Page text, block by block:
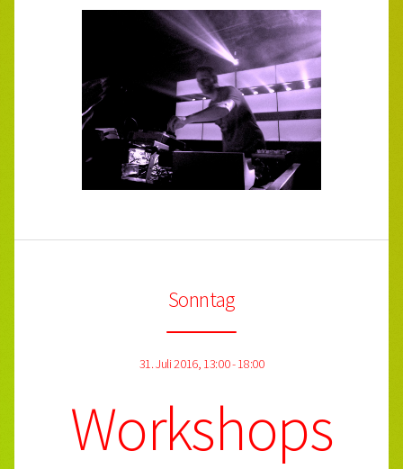
Sonntag
31. Juli 2016, 13:00 - 18:00
Workshops